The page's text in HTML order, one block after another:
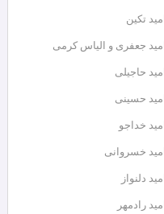
امید تکین
امید جعفری و الیاس کرمی
امید حاجیلی
امید حسینی
امید خداجو
امید خسروانی
امید دلنواز
امید رادمهر